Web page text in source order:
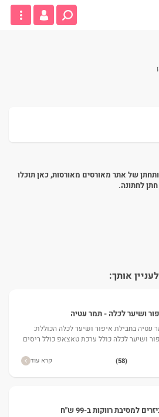
של אתר מאורסים מאורסות, כאן תוכלו
לחתונה.
אותך:
ושיער לכלה - תמר עטיה
עטיה בחבילת איפור ושיער לכלה הכוללת:
ושיער לכלה כולל ערכת טאצאפ כולל ריסים
(58) קרא עוד
למסיבת רווקות ב-99 ש"ח